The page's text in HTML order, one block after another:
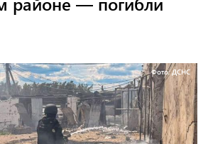
Фото: ДСНС